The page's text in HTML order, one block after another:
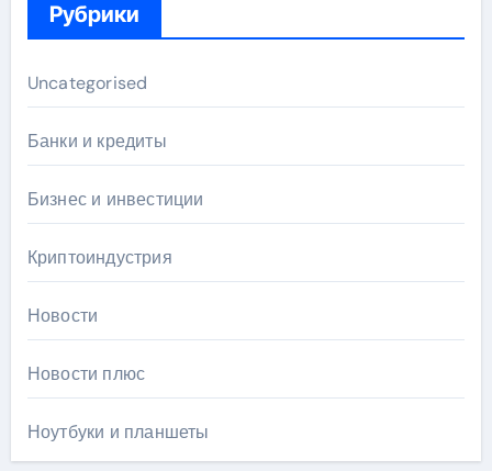
Рубрики
Uncategorised
Банки и кредиты
Бизнес и инвестиции
Криптоиндустрия
Новости
Новости плюс
Ноутбуки и планшеты